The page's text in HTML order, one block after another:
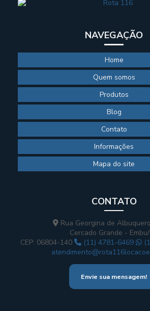
NAVEGAÇÃO
Home
Quem somos
Produtos
Blog
Contato
Informações
Mapa do site
CONTATO
Rua Georgina de
Cercado Grande -
CEP: 06804-140
(11) 4781-6469
Envie sua mensagem!